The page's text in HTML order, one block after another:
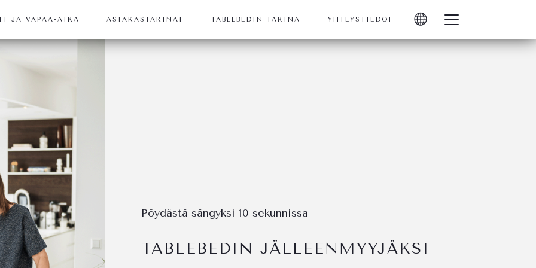
JA VAPAA-AIKA ASIAKASTARINAT TABLEBEDIN TARINA YHTEYSTIEDOT
Pöydästä sängyksi 10 sekunnissa
TABLEBEDIN JÄLLEENMYYJÄKSI